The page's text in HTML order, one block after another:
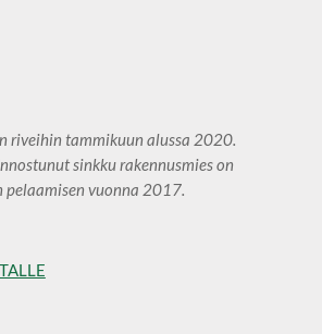
riveihin tammikuun alussa 2020.
sinkku rakennusmies on
vuonna 2017.